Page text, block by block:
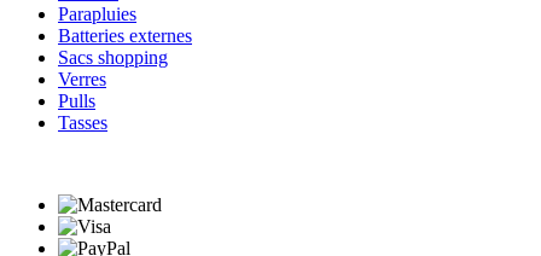
Parapluies
Batteries externes
Sacs shopping
Verres
Pulls
Tasses